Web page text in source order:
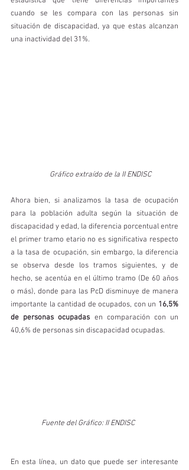
cuando se les compara con las personas sin
situación de discapacidad, ya que estas alcanzan
una inactividad del 31%.
                      Gráfico extraído de la II ENDISC
Ahora bien, si analizamos la tasa de ocupación
para la población adulta según la situación de
discapacidad y edad, la diferencia porcentual entre
el primer tramo etario no es significativa respecto
a la tasa de ocupación, sin embargo, la diferencia
se observa desde los tramos siguientes, y de
hecho, se acentúa en el último tramo (De 60 años
o más), donde para las PcD disminuye de manera
importante la cantidad de ocupados, con un 16,5%
de personas ocupadas en comparación con un
40,6% de personas sin discapacidad ocupadas.
   Fuente del Gráfico: II ENDISC
En esta línea, un dato que puede ser interesante